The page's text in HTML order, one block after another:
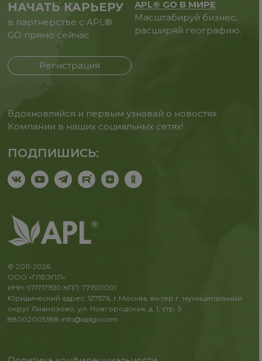
НАЧАТЬ КАРЬЕРУ
в партнерстве с APL®
GO прямо сейчас
Регистрация
APL® GO В МИРЕ
Масштабируй бизнес,
расширяй географию.
Вдохновляйся и первым узнавай о новостях
Компании в наших социальных сетях!
ПОДПИШИСЬ:
© 2011-2026
ООО «ГЛБЭПЛ»
ИНН: 9717171510 КПП: 771501001
Юридический адрес: 127576, г.Москва, вн.тер.г. муниципальный
округ Лианозово, ул. Новгородская, д. 1, стр. 5
88002005388 info@aplgo.com